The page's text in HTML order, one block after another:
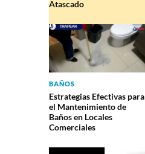
Atascado
BAÑOS
Estrategias Efectivas para
el Mantenimiento de
Baños en Locales
Comerciales